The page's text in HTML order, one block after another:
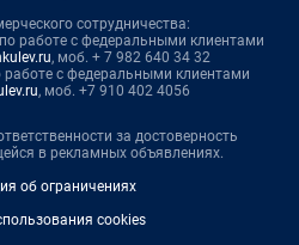
сотрудничества:
работе с федеральными клиентами
, моб. + 7 982 640 34 32
работе с федеральными клиентами
, моб. +7 910 402 4056
за достоверность
в рекламных объявлениях.
об ограничениях
cookies